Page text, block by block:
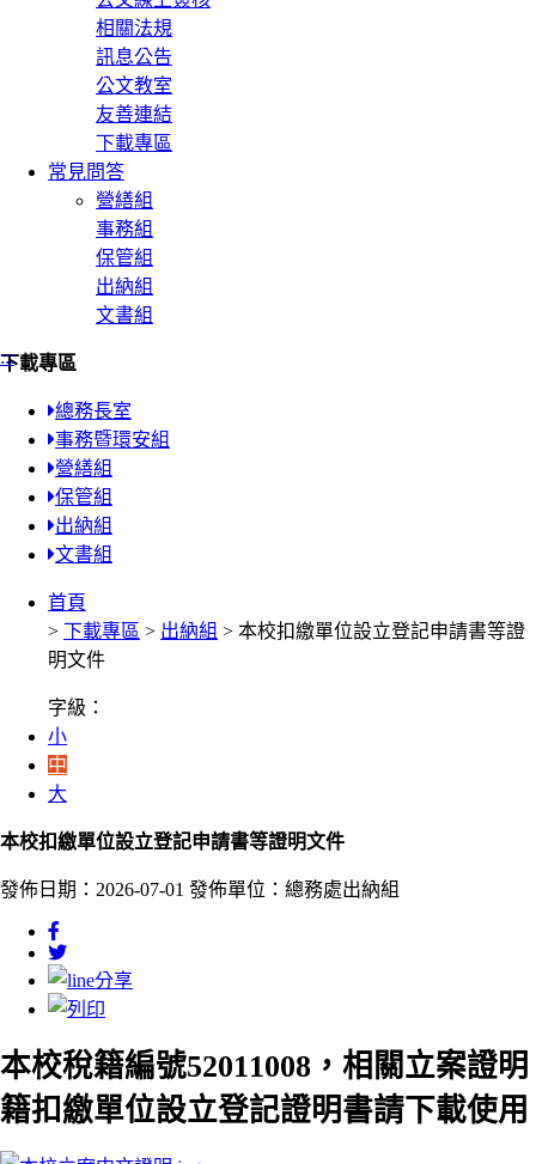
相關法規
訊息公告
公文教室
友善連結
下載專區
常見問答
營繕組
事務組
保管組
出納組
文書組
:::
下載專區
總務長室
事務暨環安組
營繕組
保管組
出納組
文書組
首頁
> 下載專區 > 出納組 > 本校扣繳單位設立登記申請書等證
明文件
字級：
小
中
大
本校扣繳單位設立登記申請書等證明文件
發佈日期：2026-07-01 發佈單位：總務處出納組
本校稅籍編號52011008，相關立案證明
籍扣繳單位設立登記證明書請下載使用